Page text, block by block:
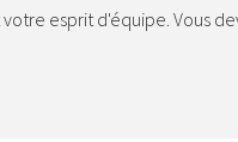
esprit d'équipe. Vous